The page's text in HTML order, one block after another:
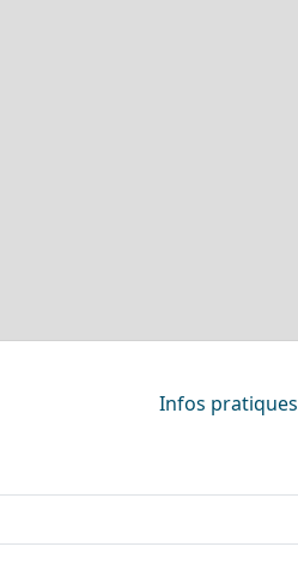
Infos pratiques